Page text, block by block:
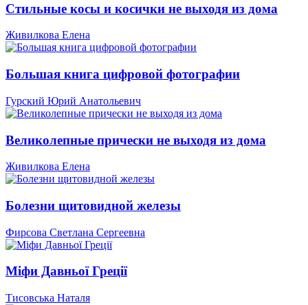
Стильные косы и косички не выходя из дома
Живилкова Елена
Большая книга цифровой фотографии
Гурский Юрий Анатольевич
Великолепные прически не выходя из дома
Живилкова Елена
Болезни щитовидной железы
Фирсова Светлана Сергеевна
Міфи Давньої Греції
Тисовська Наталя